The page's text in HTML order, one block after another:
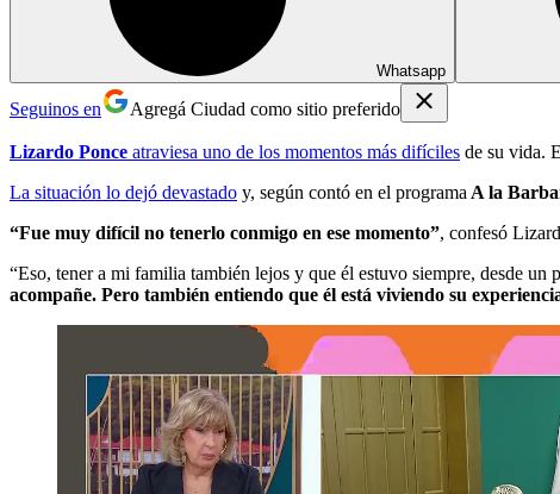
Whatsapp
Seguinos en Agregá Ciudad como sitio preferido
Lizardo Ponce atraviesa uno de los momentos más difíciles de su vida.
La situación lo dejó devastado y, según contó en el programa A la
“Fue muy difícil no tenerlo conmigo en ese momento”, confesó
“Eso, tener a mi familia también lejos y que él estuvo siempre, desde un
acompañe. Pero también entiendo que él está viviendo su